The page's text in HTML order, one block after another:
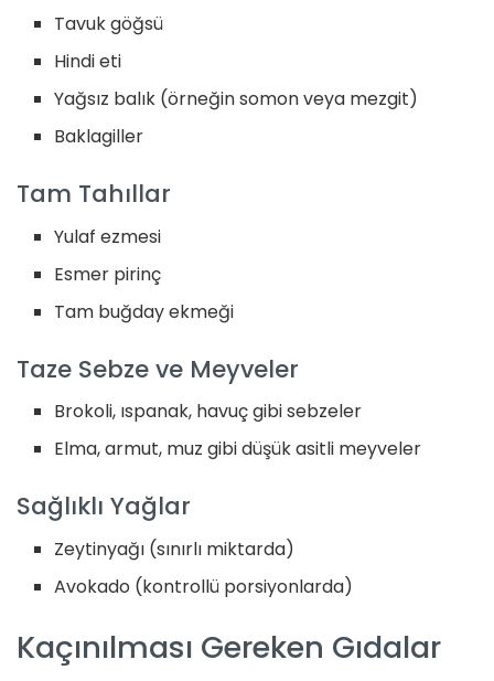
Tavuk göğsü
Hindi eti
Yağsız balık (örneğin somon veya mezgit)
Baklagiller
Tam Tahıllar
Yulaf ezmesi
Esmer pirinç
Tam buğday ekmeği
Taze Sebze ve Meyveler
Brokoli, ıspanak, havuç gibi sebzeler
Elma, armut, muz gibi düşük asitli meyveler
Sağlıklı Yağlar
Zeytinyağı (sınırlı miktarda)
Avokado (kontrollü porsiyonlarda)
Kaçınılması Gereken Gıdalar